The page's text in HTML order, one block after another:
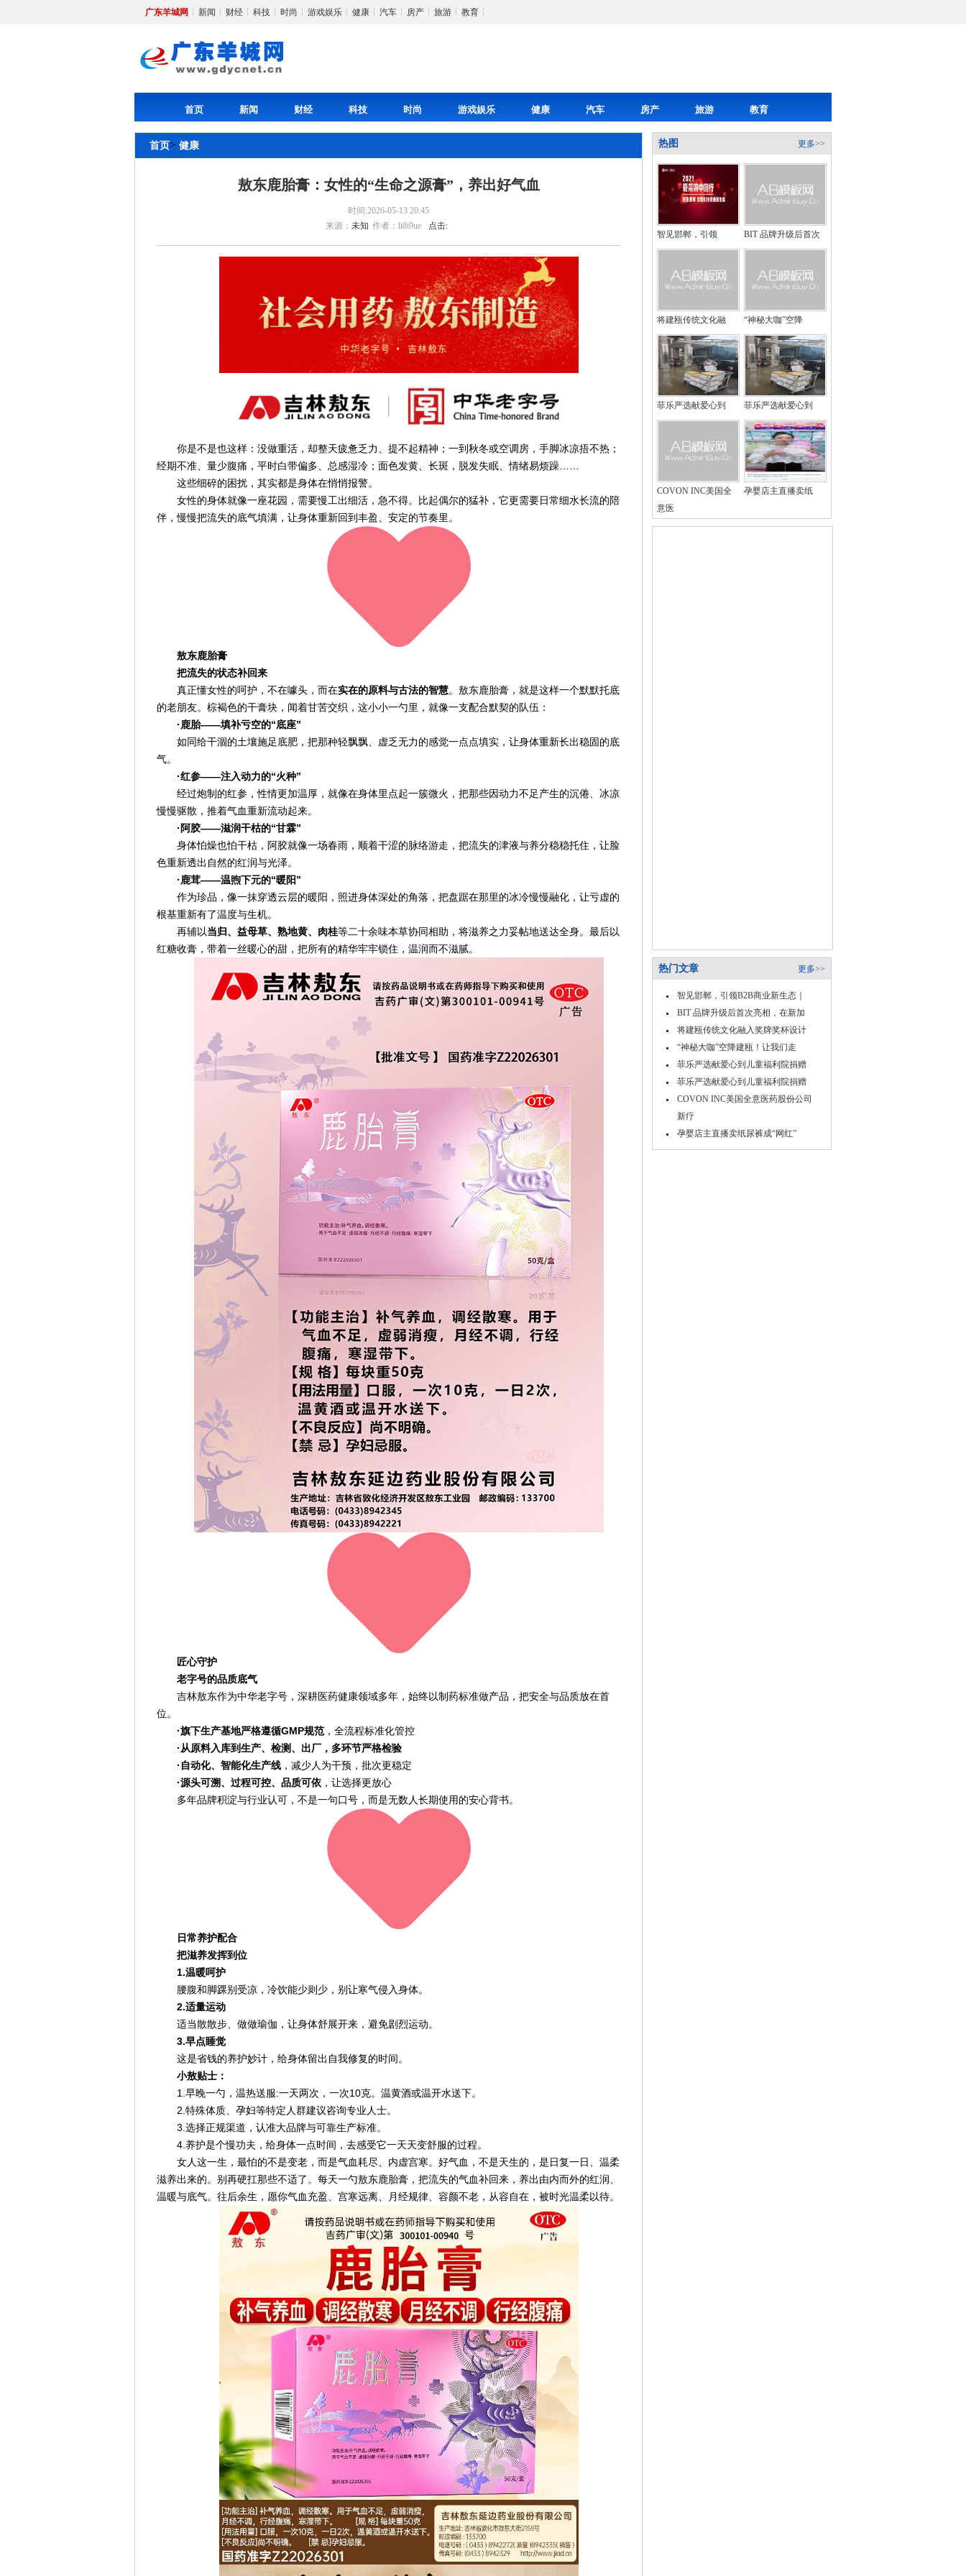
广东羊城网 新闻 财经 科技 时尚 游戏娱乐 健康 汽车 房产 旅游 教育
首页 新闻 财经 科技 时尚 游戏娱乐 健康 汽车 房产 旅游 教育
首页> 健康
敖东鹿胎膏：女性的“生命之源膏”，养出好气血
时间:2026-05-13 20:45
来源： 未知 作者：li8i9ue 点击:
你是不是也这样：没做重活，却整天疲惫乏力、提不起精神；一到秋冬或空调房，手脚冰凉捂不热；
经期不准、量少腹痛，平时白带偏多、总感湿冷；面色发黄、长斑，脱发失眠、情绪易烦躁……
这些细碎的困扰，其实都是身体在悄悄报警。
女性的身体就像一座花园，需要慢工出细活，急不得。比起偶尔的猛补，它更需要日常细水长流的陪
伴，慢慢把流失的底气填满，让身体重新回到丰盈、安定的节奏里。
敖东鹿胎膏
把流失的状态补回来
真正懂女性的呵护，不在噱头，而在实在的原料与古法的智慧。敖东鹿胎膏，就是这样一个默默托底
的老朋友。棕褐色的干膏块，闻着甘苦交织，这小小一勺里，就像一支配合默契的队伍：
·鹿胎——填补亏空的“底座”
如同给干涸的土壤施足底肥，把那种轻飘飘、虚乏无力的感觉一点点填实，让身体重新长出稳固的底
气。
·红参——注入动力的“火种”
经过炮制的红参，性情更加温厚，就像在身体里点起一簇微火，把那些因动力不足产生的沉倦、冰凉
慢慢驱散，推着气血重新流动起来。
·阿胶——滋润干枯的“甘霖”
身体怕燥也怕干枯，阿胶就像一场春雨，顺着干涩的脉络游走，把流失的津液与养分稳稳托住，让脸
色重新透出自然的红润与光泽。
·鹿茸——温煦下元的“暖阳”
作为珍品，像一抹穿透云层的暖阳，照进身体深处的角落，把盘踞在那里的冰冷慢慢融化，让亏虚的
根基重新有了温度与生机。
再辅以当归、益母草、熟地黄、肉桂等二十余味本草协同相助，将滋养之力妥帖地送达全身。最后以
红糖收膏，带着一丝暖心的甜，把所有的精华牢牢锁住，温润而不滋腻。
匠心守护
老字号的品质底气
吉林敖东作为中华老字号，深耕医药健康领域多年，始终以制药标准做产品，把安全与品质放在首
位。
·旗下生产基地严格遵循GMP规范 ，全流程标准化管控
·从原料入库到生产、检测、出厂，多环节严格检验
·自动化、智能化生产线 ，减少人为干预，批次更稳定
·源头可溯、过程可控、品质可依 ，让选择更放心
多年品牌积淀与行业认可，不是一句口号，而是无数人长期使用的安心背书。
日常养护配合
把滋养发挥到位
1.温暖呵护
腰腹和脚踝别受凉，冷饮能少则少，别让寒气侵入身体。
2.适量运动
适当散散步、做做瑜伽，让身体舒展开来，避免剧烈运动。
3.早点睡觉
这是省钱的养护妙计，给身体留出自我修复的时间。
小敖贴士：
1.早晚一勺，温热送服:一天两次，一次10克。温黄酒或温开水送下。
2.特殊体质、孕妇等特定人群建议咨询专业人士。
3.选择正规渠道，认准大品牌与可靠生产标准。
4.养护是个慢功夫，给身体一点时间，去感受它一天天变舒服的过程。
女人这一生，最怕的不是变老，而是气血耗尽、内虚宫寒。好气血，不是天生的，是日复一日、温柔
滋养出来的。别再硬扛那些不适了。每天一勺敖东鹿胎膏，把流失的气血补回来，养出由内而外的红润、
温暖与底气。往后余生，愿你气血充盈、宫寒远离、月经规律、容颜不老，从容自在，被时光温柔以待。
热图 更多>>
智见邯郸，引领 BIT 品牌升级后首次
将建瓯传统文化融 “神秘大咖”空降
菲乐严选献爱心到 菲乐严选献爱心到
COVON INC美国全
意医
孕婴店主直播卖纸
热门文章 更多>>
智见邯郸，引领B2B商业新生态｜
BIT 品牌升级后首次亮相，在新加
将建瓯传统文化融入奖牌奖杯设计
“神秘大咖”空降建瓯！让我们走
菲乐严选献爱心到儿童福利院捐赠
菲乐严选献爱心到儿童福利院捐赠
COVON INC美国全意医药股份公司
新疗
孕婴店主直播卖纸尿裤成“网红”